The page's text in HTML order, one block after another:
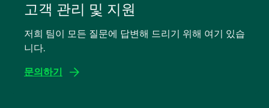
고객 관리 및 지원
저희 팀이 모든 질문에 답변해 드리기 위해 여기 있습
니다.
문의하기